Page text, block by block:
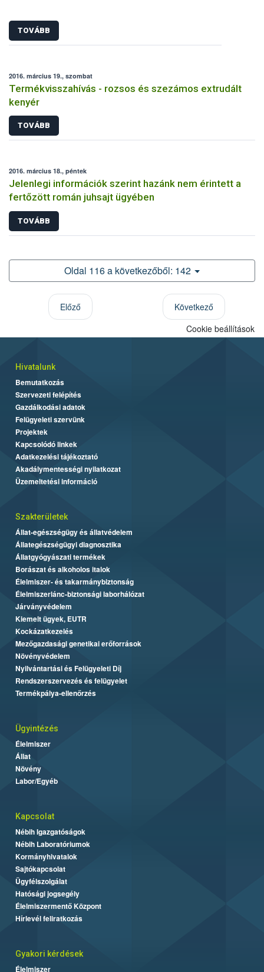
TOVÁBB
2016. március 19., szombat
Termékvisszahívás - rozsos és szezámos extrudált
kenyér
TOVÁBB
2016. március 18., péntek
Jelenlegi információk szerint hazánk nem érintett a
fertőzött román juhsajt ügyében
TOVÁBB
Oldal 116 a következőből: 142
Előző
Következő
Cookie beállítások
Hivatalunk
Bemutatkozás
Szervezeti felépítés
Gazdálkodási adatok
Felügyeleti szervünk
Projektek
Kapcsolódó linkek
Adatkezelési tájékoztató
Akadálymentességi nyilatkozat
Üzemeltetési információ
Szakterületek
Állat-egészségügy és állatvédelem
Állategészségügyi diagnosztika
Állatgyógyászati termékek
Borászat és alkoholos italok
Élelmiszer- és takarmánybiztonság
Élelmiszerlánc-biztonsági laborhálózat
Járványvédelem
Kiemelt ügyek, EUTR
Kockázatkezelés
Mezőgazdasági genetikai erőforrások
Növényvédelem
Nyilvántartási és Felügyeleti Díj
Rendszerszervezés és felügyelet
Termékpálya-ellenőrzés
Ügyintézés
Élelmiszer
Állat
Növény
Labor/Egyéb
Kapcsolat
Nébih Igazgatóságok
Nébih Laboratóriumok
Kormányhivatalok
Sajtókapcsolat
Ügyfélszolgálat
Hatósági jogsegély
Élelmiszermentő Központ
Hírlevél feliratkozás
Gyakori kérdések
Élelmiszer